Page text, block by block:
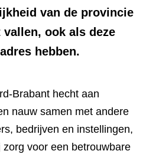
van de provincie
vallen, ook als deze
hebben.
Brabant hecht aan
nauw samen met andere
bedrijven en instellingen,
voor een betrouwbare